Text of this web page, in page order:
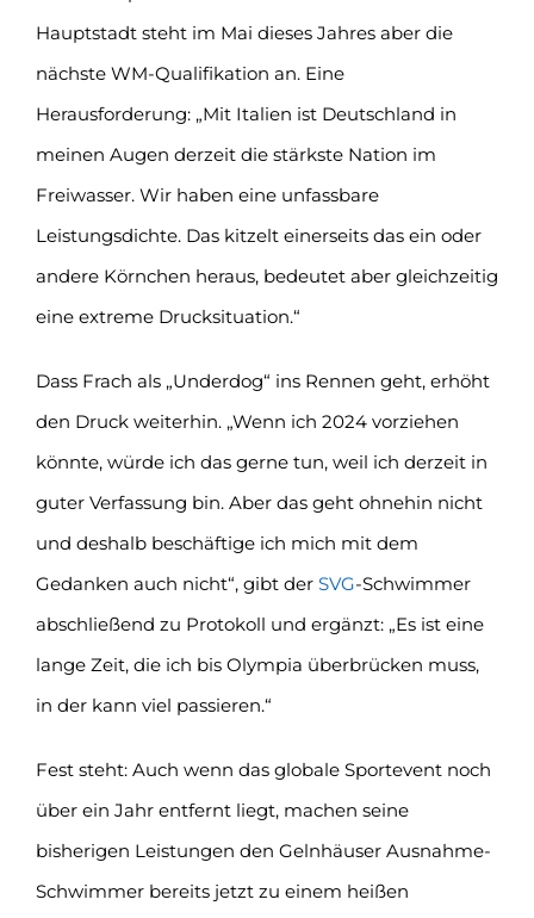
Hauptstadt steht im Mai dieses Jahres aber die
nächste WM-Qualifikation an. Eine
Herausforderung: „Mit Italien ist Deutschland in
meinen Augen derzeit die stärkste Nation im
Freiwasser. Wir haben eine unfassbare
Leistungsdichte. Das kitzelt einerseits das ein oder
andere Körnchen heraus, bedeutet aber gleichzeitig
eine extreme Drucksituation.“
Dass Frach als „Underdog“ ins Rennen geht, erhöht
den Druck weiterhin. „Wenn ich 2024 vorziehen
könnte, würde ich das gerne tun, weil ich derzeit in
guter Verfassung bin. Aber das geht ohnehin nicht
und deshalb beschäftige ich mich mit dem
Gedanken auch nicht“, gibt der SVG-Schwimmer
abschließend zu Protokoll und ergänzt: „Es ist eine
lange Zeit, die ich bis Olympia überbrücken muss,
in der kann viel passieren.“
Fest steht: Auch wenn das globale Sportevent noch
über ein Jahr entfernt liegt, machen seine
bisherigen Leistungen den Gelnhäuser Ausnahme-
Schwimmer bereits jetzt zu einem heißen